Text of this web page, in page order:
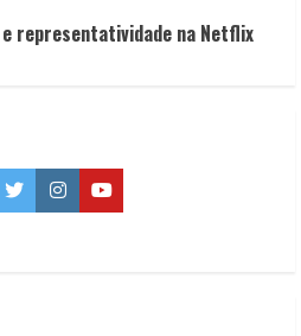
representatividade na Netflix
TwitterInstagramYouTube